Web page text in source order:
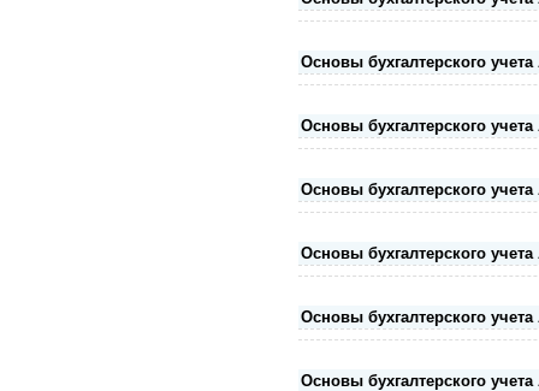
Основы бухгалтерского
Основы бухгалтерского
Основы бухгалтерского
Основы бухгалтерского
Основы бухгалтерского
Основы бухгалтерского